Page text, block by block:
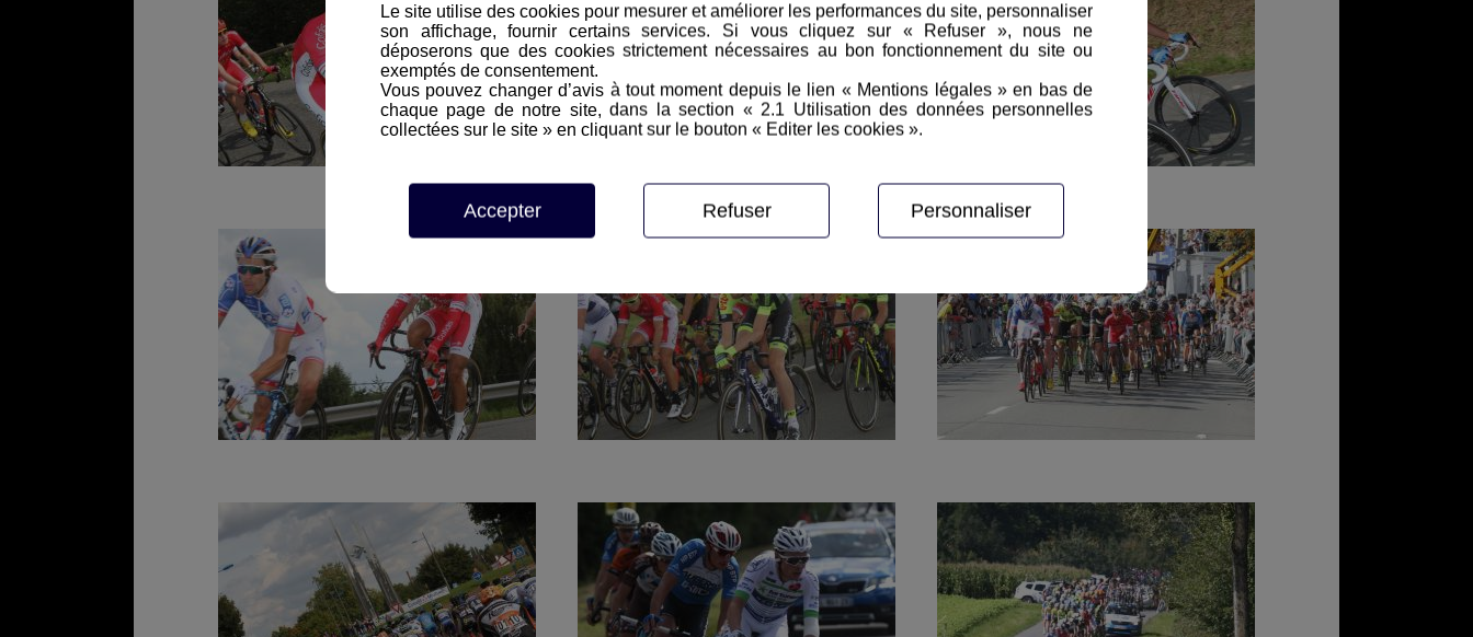
Le site utilise des cookies pour mesurer et améliorer les performances du site, personnaliser
son affichage, fournir certains services. Si vous cliquez sur « Refuser », nous ne
déposerons que des cookies strictement nécessaires au bon fonctionnement du site ou
exemptés de consentement.
Vous pouvez changer d’avis à tout moment depuis le lien « Mentions légales » en bas de
chaque page de notre site, dans la section « 2.1 Utilisation des données personnelles
collectées sur le site » en cliquant sur le bouton « Editer les cookies ».
Accepter Refuser Personnaliser